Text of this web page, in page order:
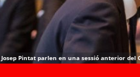
Josep Pintat parlen en una sessió anterior del